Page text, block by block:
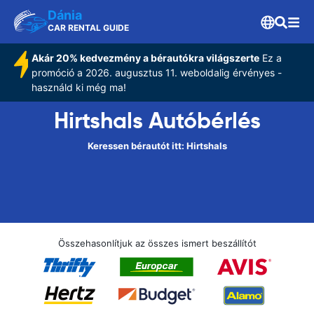
Dánia
CAR RENTAL GUIDE
Akár 20% kedvezmény a bérautókra világszerteEz a
promóció a 2026. augusztus 11. weboldalig érvényes -
használd ki még ma!
Hirtshals Autóbérlés
Keressen bérautót itt: Hirtshals
Összehasonlítjuk az összes ismert beszállítót